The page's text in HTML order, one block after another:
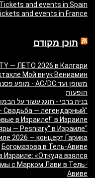
Tickets and events in Spain
and events in France
תוכן מקודם
— ЛЕТО 2026 в Калгари
Мой внук Вениамин
הופעות
בניה ברבי - חוגג עשור על הבמות! 2026 - כרטיסים ולוח
Свадьба — легендарный
в Израиле!" в Израиле
"Песняры — Pesniary" в Израиле
2026 — концерт Гарика
Богомазова в Тель-Авиве
«Откуда взялся
с Марком Лави в Тель-
Авиве